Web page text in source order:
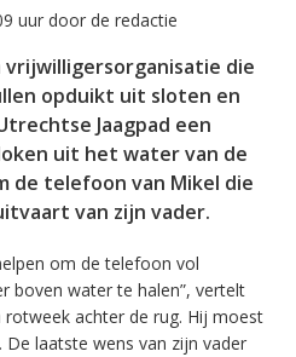
uur door de redactie
vrijwilligersorganisatie die
opduikt uit sloten en
Jaagpad een
uit het water van de
de telefoon van Mikel die
van zijn vader.
om de telefoon vol
boven water te halen”, vertelt
rotweek achter de rug. Hij moest
De laatste wens van zijn vader